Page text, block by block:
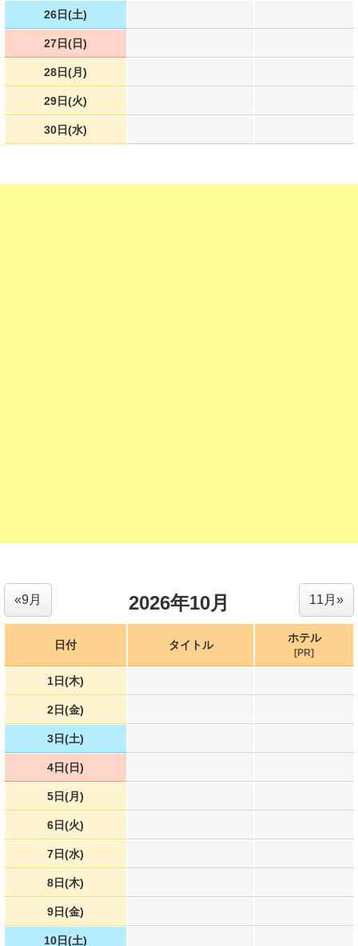
26日(土)
27日(日)
28日(月)
29日(火)
30日(水)
2026年10月 11月»
«9月
日付 タイトル
ホテル
[PR]
1日(木)
2日(金)
3日(土)
4日(日)
5日(月)
6日(火)
7日(水)
8日(木)
9日(金)
10日(土)